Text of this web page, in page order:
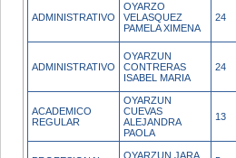
ADMINISTRATIVO
OYARZO
VELASQUEZ
PAMELA XIMENA
24
ADMINISTRATIVO
OYARZUN
CONTRERAS
ISABEL MARIA
24
ACADEMICO
REGULAR
OYARZUN
CUEVAS
ALEJANDRA
PAOLA
13
OYARZUN JARA